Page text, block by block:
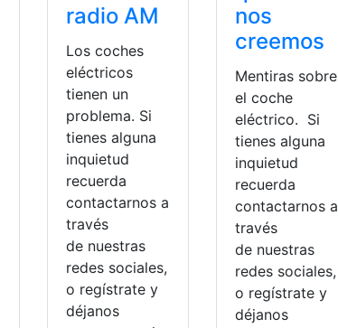
radio AM
Los coches
eléctricos
tienen un
problema. Si
tienes alguna
inquietud
recuerda
contactarnos a
través
de nuestras
redes sociales,
o regístrate y
déjanos
nos
creemos
Mentiras sobre
el coche
eléctrico. Si
tienes alguna
inquietud
recuerda
contactarnos a
través
de nuestras
redes sociales,
o regístrate y
déjanos